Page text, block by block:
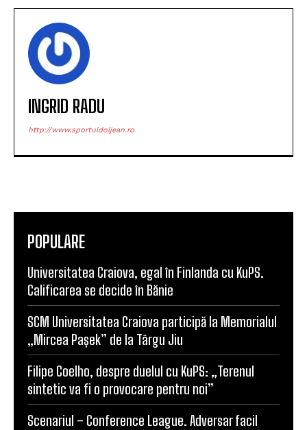
INGRID RADU
http://www.sportuldoljean.ro
POPULARE
Universitatea Craiova, egal în Finlanda cu KuPS.
SCM Universitatea Craiova participă la Memorialul
„Mircea Pașek” de la Târgu Jiu
Filipe Coelho, despre duelul cu KuPS: „Terenul
sintetic va fi o provocare pentru noi”
Scenariul – Conference League. Adversar facil
pentru campioana României